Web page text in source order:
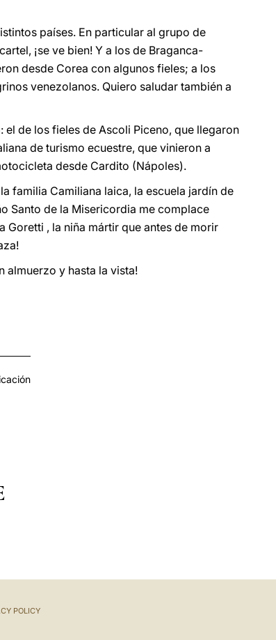
países. En particular al grupo de
¡se ve bien! Y a los de Braganca-
desde Corea con algunos fieles; a los
venezolanos. Quiero saludar también a
de los fieles de Ascoli Piceno, que llegaron
de turismo ecuestre, que vinieron a
desde Cardito (Nápoles).
familia Camiliana laica, la escuela jardín de
Santo de la Misericordia me complace
, la niña mártir que antes de morir
almuerzo y hasta la vista!
POLICY